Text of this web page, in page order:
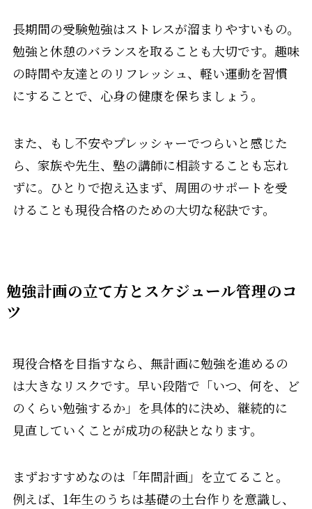
長期間の受験勉強はストレスが溜まりやすいもの。
勉強と休憩のバランスを取ることも大切です。趣味
の時間や友達とのリフレッシュ、軽い運動を習慣
にすることで、心身の健康を保ちましょう。
また、もし不安やプレッシャーでつらいと感じた
ら、家族や先生、塾の講師に相談することも忘れ
ずに。ひとりで抱え込まず、周囲のサポートを受
けることも現役合格のための大切な秘訣です。
勉強計画の立て方とスケジュール管理のコ
ツ
現役合格を目指すなら、無計画に勉強を進めるの
は大きなリスクです。早い段階で「いつ、何を、ど
のくらい勉強するか」を具体的に決め、継続的に
見直していくことが成功の秘訣となります。
まずおすすめなのは「年間計画」を立てること。
例えば、1年生のうちは基礎の土台作りを意識し、